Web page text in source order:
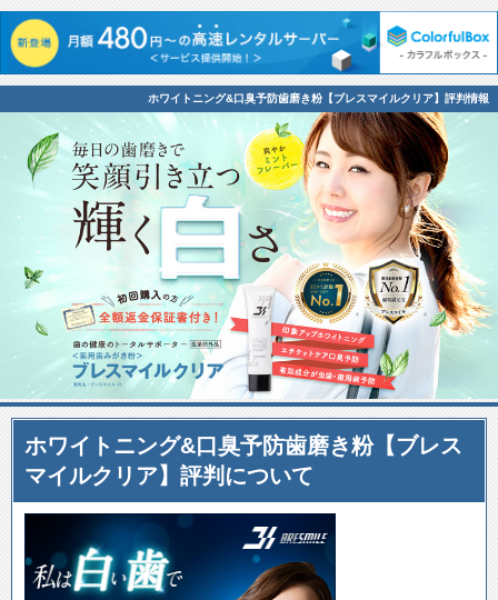
ホワイトニング&口臭予防歯磨き粉【ブレスマイルクリア】評判情報
ホワイトニング&口臭予防歯磨き粉【ブレス
マイルクリア】評判について